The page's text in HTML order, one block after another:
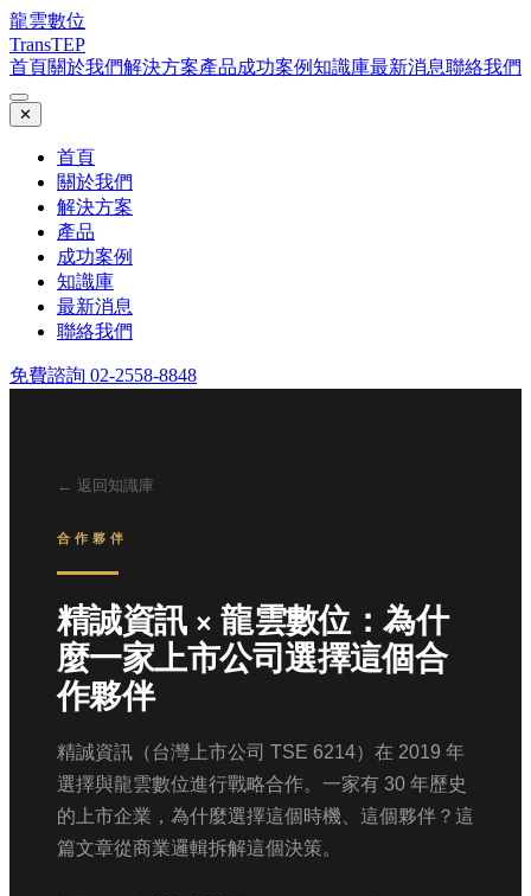
龍雲數位
TransTEP
首頁關於我們解決方案產品成功案例知識庫最新消息聯絡我們
✕
首頁
關於我們
解決方案
產品
成功案例
知識庫
最新消息
聯絡我們
免費諮詢 02-2558-8848
← 返回知識庫
合作夥伴
精誠資訊 × 龍雲數位：為什
麼一家上市公司選擇這個合
作夥伴
精誠資訊（台灣上市公司 TSE 6214）在 2019 年
選擇與龍雲數位進行戰略合作。一家有 30 年歷史
的上市企業，為什麼選擇這個時機、這個夥伴？這
篇文章從商業邏輯拆解這個決策。